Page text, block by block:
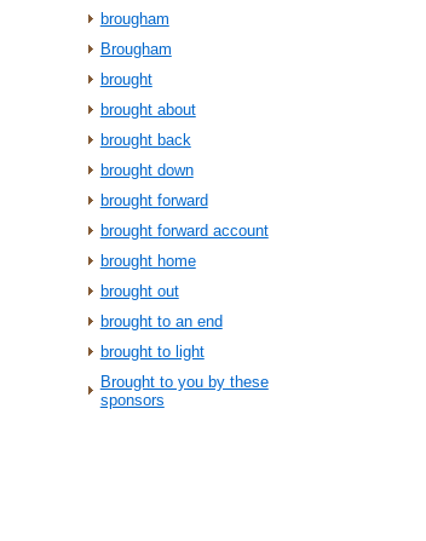
brougham
Brougham
brought
brought about
brought back
brought down
brought forward
brought forward account
brought home
brought out
brought to an end
brought to light
Brought to you by these
sponsors